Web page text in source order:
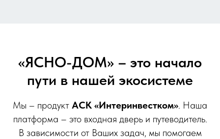
«ЯСНО-ДОМ» – это начало
пути в нашей экосистеме
Мы – продукт АСК «Интеринвестком». Наша
платформа – это входная дверь и путеводитель.
В зависимости от Ваших задач, мы помогаем